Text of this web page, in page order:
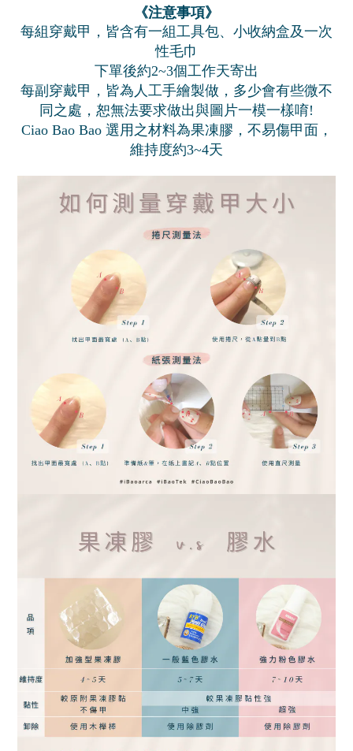
《注意事項》
每組穿戴甲，皆含有一組工具包、小收納盒及一次
性毛巾
下單後約2~3個工作天寄出
每副穿戴甲，皆為人工手繪製做，多少會有些微不
同之處，恕無法要求做出與圖片一模一樣唷!
Ciao Bao Bao 選用之材料為果凍膠，不易傷甲面，
維持度約3~4天